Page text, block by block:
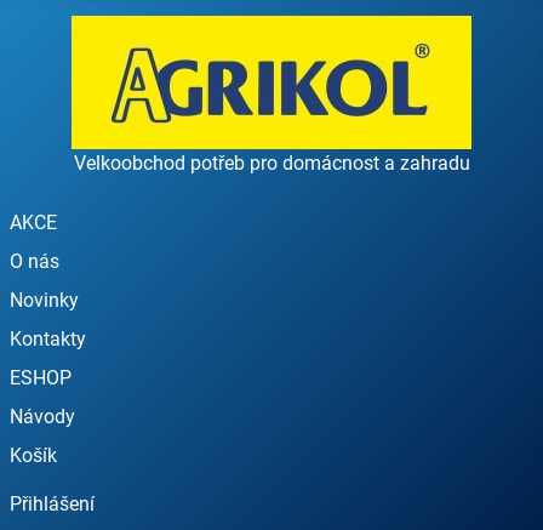
Velkoobchod potřeb pro domácnost a zahradu
AKCE
O nás
Novinky
Kontakty
ESHOP
Návody
Košík
Přihlášení